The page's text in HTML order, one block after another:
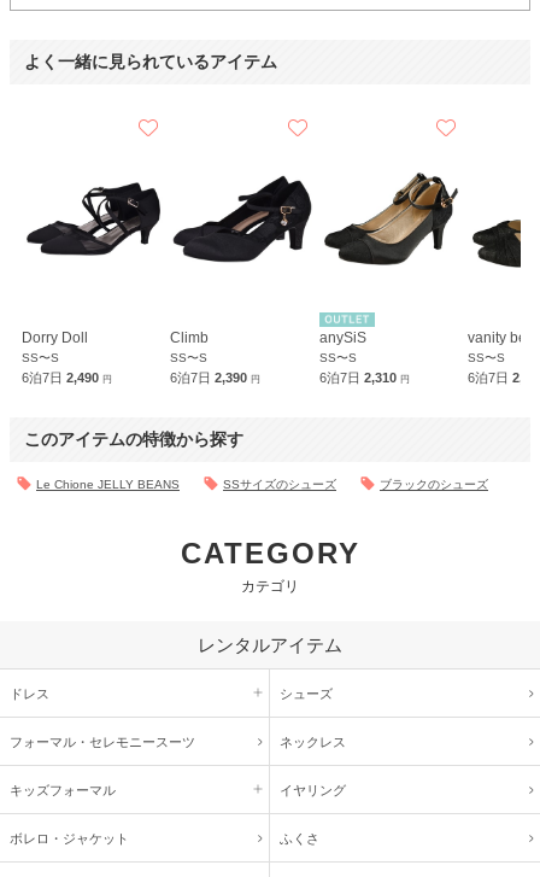
よく一緒に見られているアイテム
Dorry Doll
SS〜S
6泊7日 2,490 円
Climb
SS〜S
6泊7日2,390円
anySiS
SS〜S
6泊7日 2,310 円
vanity
SS〜S
6泊7日
このアイテムの特徴から探す
Le Chione JELLY BEANS SSサイズのシューズ ブラックのシューズ
CATEGORY
カテゴリ
レンタルアイテム
ドレス シューズ
フォーマル・ セレモニースーツ ネックレス
キッズフォーマル イヤリング
ボレロ・ジャケット ふくさ